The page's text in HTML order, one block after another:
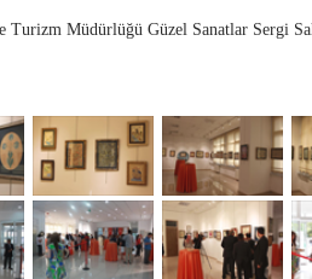
Müdürlüğü Güzel Sanatlar Sergi